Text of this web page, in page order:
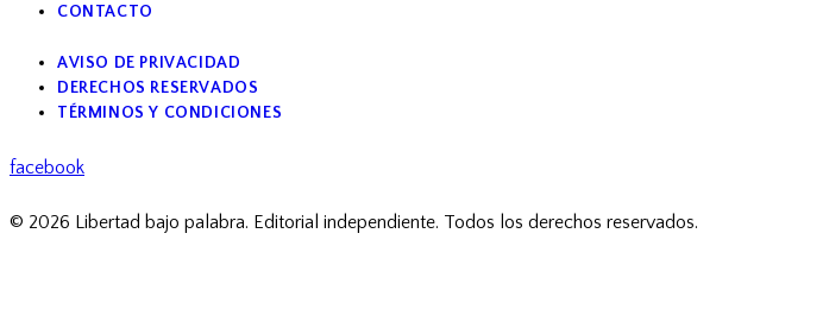
CONTACTO
AVISO DE PRIVACIDAD
DERECHOS RESERVADOS
TÉRMINOS Y CONDICIONES
facebook
© 2026 Libertad bajo palabra. Editorial independiente. Todos los derechos reservados.